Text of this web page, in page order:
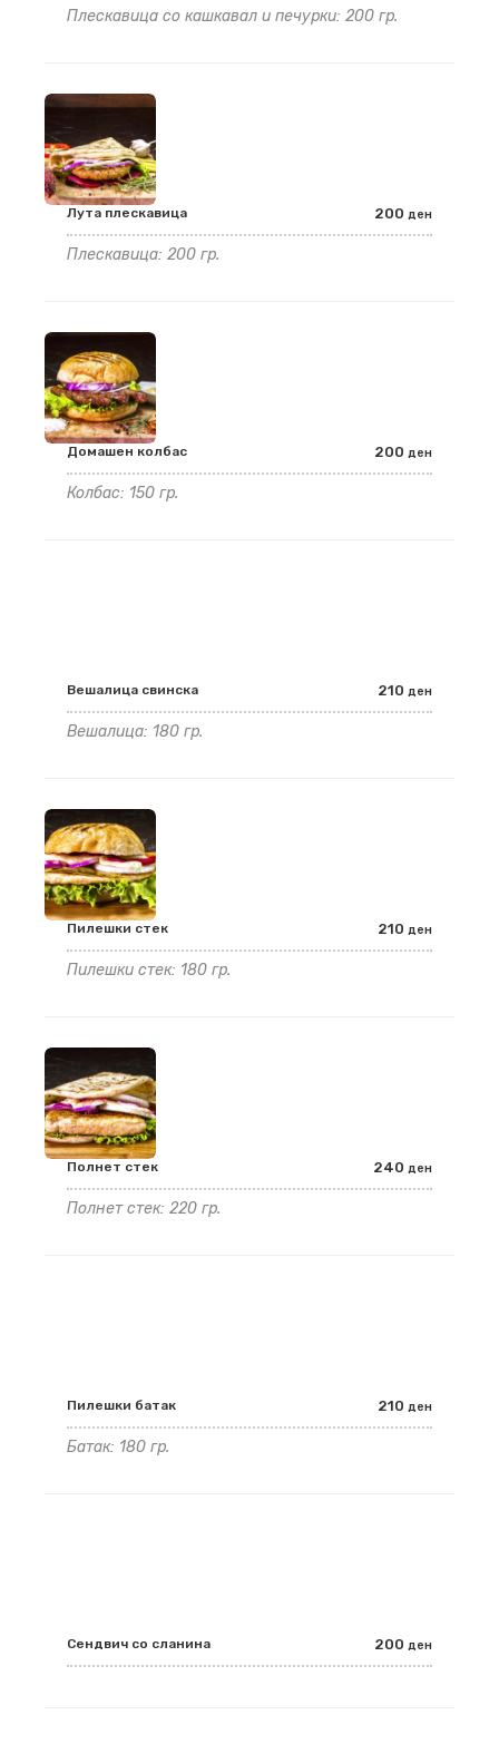
Плескавица со кашкавал и печурки: 200 гр.
Лута плескавица
Плескавица: 200 гр.
200 ден
Домашен колбас
Колбас: 150 гр.
200 ден
Вешалица свинска
Вешалица: 180 гр.
210 ден
Пилешки стек
Пилешки стек: 180 гр.
210 ден
Полнет стек
Полнет стек: 220 гр.
240 ден
Пилешки батак
Батак: 180 гр.
210 ден
Сендвич со сланина 200 ден